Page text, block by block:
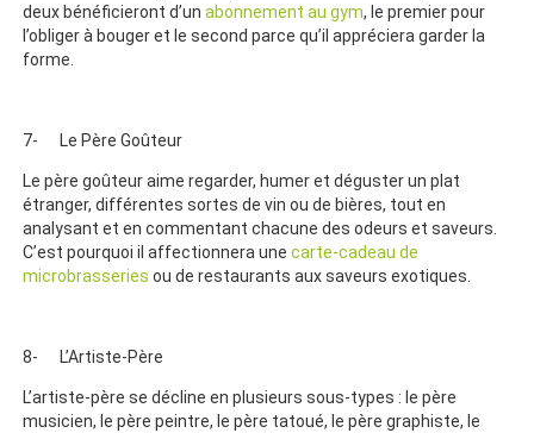
deux bénéficieront d’unabonnement au gym, le premier pour
l’obliger à bouger et le second parce qu’il appréciera garder la
forme.
7- Le Père Goûteur
Le père goûteur aime regarder, humer et déguster un plat
étranger, différentes sortes de vin ou de bières, tout en
analysant et en commentant chacune des odeurs et saveurs.
C’est pourquoi il affectionnera unecarte-cadeau de
microbrasseries ou de restaurants aux saveurs exotiques.
8- L’Artiste-Père
L’artiste-père se décline en plusieurs sous-types : le père
musicien, le père peintre, le père tatoué, le père graphiste, le